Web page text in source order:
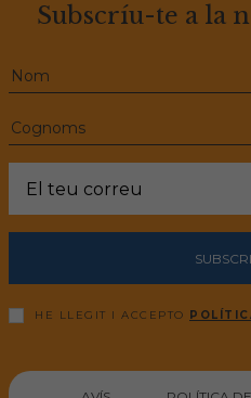
Subscríu-te a la
HE LLEGIT I ACCEPTO